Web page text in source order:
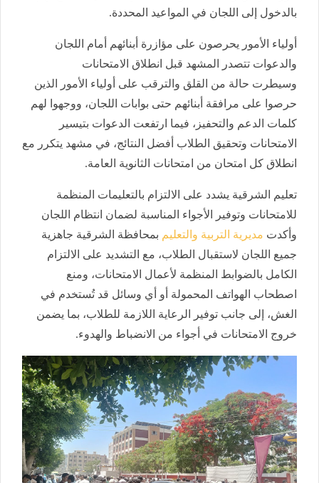
بالدخول إلى اللجان في المواعيد المحددة.
أولياء الأمور يحرصون على مؤازرة أبنائهم أمام اللجان
والدعوات تتصدر المشهد قبل انطلاق الامتحانات
وسيطرت حالة من القلق والترقب على أولياء الأمور الذين
حرصوا على مرافقة أبنائهم حتى بوابات اللجان، ووجهوا لهم
كلمات الدعم والتحفيز، فيما ارتفعت الدعوات بتيسير
الامتحانات وتحقيق الطلاب أفضل النتائج، في مشهد يتكرر مع
انطلاق كل امتحان من امتحانات الثانوية العامة.
تعليم الشرقية يشدد على الالتزام بالتعليمات المنظمة
للامتحانات وتوفير الأجواء المناسبة لضمان انتظام اللجان
وأكدت مديرية التربية والتعليم بمحافظة الشرقية جاهزية
جميع اللجان لاستقبال الطلاب، مع التشديد على الالتزام
الكامل بالضوابط المنظمة لأعمال الامتحانات، ومنع
اصطحاب الهواتف المحمولة أو أي وسائل قد تُستخدم في
الغش، إلى جانب توفير الرعاية اللازمة للطلاب، بما يضمن
خروج الامتحانات في أجواء من الانضباط والهدوء.